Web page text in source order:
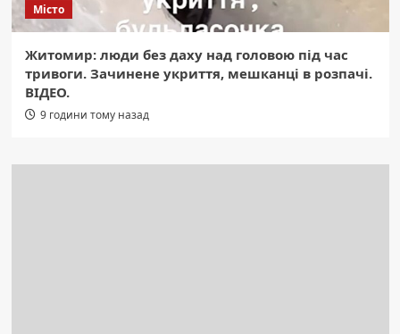
Місто
Житомир: люди без даху над головою під час
тривоги. Зачинене укриття, мешканці в розпачі.
ВІДЕО.
9 години тому назад